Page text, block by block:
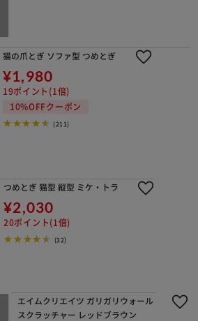
猫の爪とぎ ソファ型 つめとぎ
¥1,980
19ポイント(1倍)
10%OFFクーポン
(211)
つめとぎ 猫型 縦型 ミケ・トラ
¥2,030
20ポイント(1倍)
(32)
エイムクリエイツ ガリガリウォール
スクラッチャー レッドブラウン